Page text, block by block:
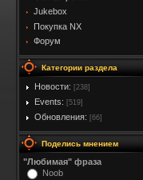
Jukebox
Покупка NX
Форум
Категории раздела
Новости: [238]
Events: [519]
Обновления: [66]
Поделись мнением
"Любимая" фраза
Noob